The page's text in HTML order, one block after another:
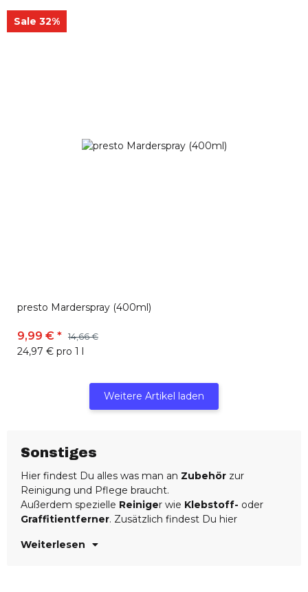
Sale 32%
presto Marderspray (400ml)
9,99 € * 14,66 €
24,97 € pro 1 l
Weitere Artikel laden
Sonstiges
Hier findest Du alles was man an Zubehör zur
Reinigung und Pflege braucht.
Außerdem spezielle Reiniger wie Klebstoff- oder
Graffitientferner. Zusätzlich findest Du hier
Weiterlesen